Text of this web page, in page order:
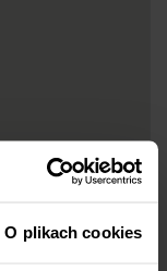
O plikach cookies